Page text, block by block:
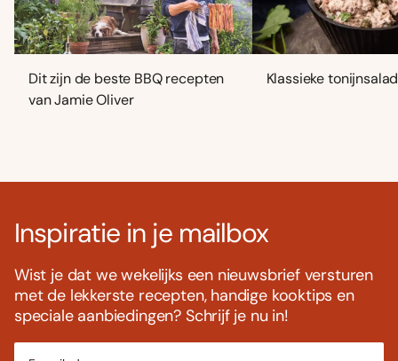
Dit zijn de beste BBQ recepten
van Jamie Oliver
Klassieke
Inspiratie in je mailbox
Wist je dat we wekelijks een nieuwsbrief versturen
met de lekkerste recepten, handige kooktips en
speciale aanbiedingen? Schrijf je nu in!